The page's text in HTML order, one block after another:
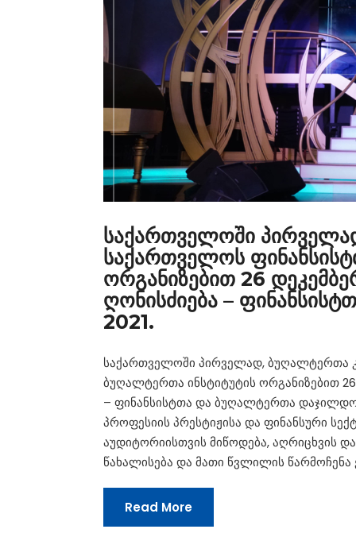
საქართველოში
საქართველოს
ორგანიზებით 26
ღონისძიება –
2021.
საქართველოში პირველად, ბუღალტერთა
ბუღალტერთა ინსტიტუტის ორგანიზებით
– ფინანსისტთა და ბუღალტერთა
პროფესიის პრესტიჟისა და ფინანსური
აუდიტორიისთვის მიწოდება, აღრიცხვის
წახალისება და მათი წვლილის წარმოჩენა
Read More